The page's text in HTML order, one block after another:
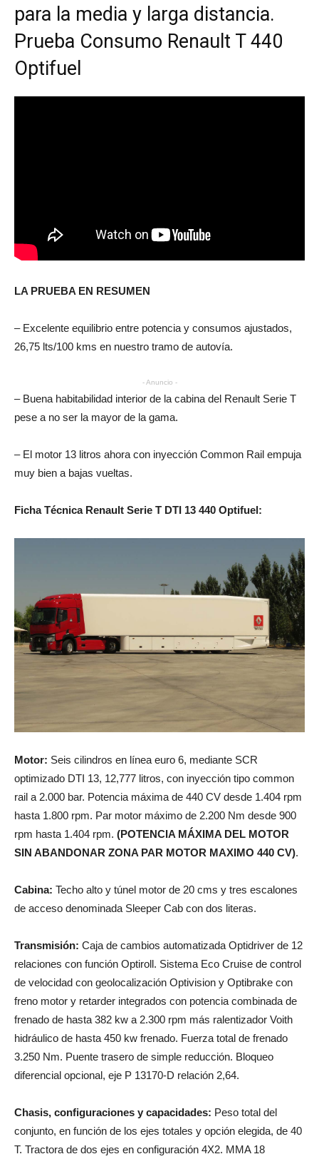
para la media y larga distancia.
Prueba Consumo Renault T 440
Optifuel
LA PRUEBA EN RESUMEN
– Excelente equilibrio entre potencia y consumos ajustados,
26,75 lts/100 kms en nuestro tramo de autovía.
- Anuncio -
– Buena habitabilidad interior de la cabina del Renault Serie T
pese a no ser la mayor de la gama.
– El motor 13 litros ahora con inyección Common Rail empuja
muy bien a bajas vueltas.
Ficha Técnica Renault Serie T DTI 13 440 Optifuel:
Motor: Seis cilindros en línea euro 6, mediante SCR
optimizado DTI 13, 12,777 litros, con inyección tipo common
rail a 2.000 bar. Potencia máxima de 440 CV desde 1.404 rpm
hasta 1.800 rpm. Par motor máximo de 2.200 Nm desde 900
rpm hasta 1.404 rpm. (POTENCIA MÁXIMA DEL MOTOR
SIN ABANDONAR ZONA PAR MOTOR MAXIMO 440 CV).
Cabina: Techo alto y túnel motor de 20 cms y tres escalones
de acceso denominada Sleeper Cab con dos literas.
Transmisión: Caja de cambios automatizada Optidriver de 12
relaciones con función Optiroll. Sistema Eco Cruise de control
de velocidad con geolocalización Optivision y Optibrake con
freno motor y retarder integrados con potencia combinada de
frenado de hasta 382 kw a 2.300 rpm más ralentizador Voith
hidráulico de hasta 450 kw frenado. Fuerza total de frenado
3.250 Nm. Puente trasero de simple reducción. Bloqueo
diferencial opcional, eje P 13170-D relación 2,64.
Chasis, configuraciones y capacidades: Peso total del
conjunto, en función de los ejes totales y opción elegida, de 40
T. Tractora de dos ejes en configuración 4X2. MMA 18